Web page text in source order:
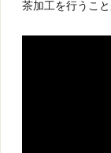
茶加工を行うこと